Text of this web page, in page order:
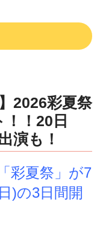
2026彩夏祭
！20日
演も！
彩夏祭」が7
)の3日間開